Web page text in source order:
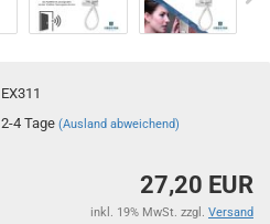
EX311
2-4 Tage(Ausland abweichend)
27,20 EUR
inkl. 19% MwSt. zzgl. Versand